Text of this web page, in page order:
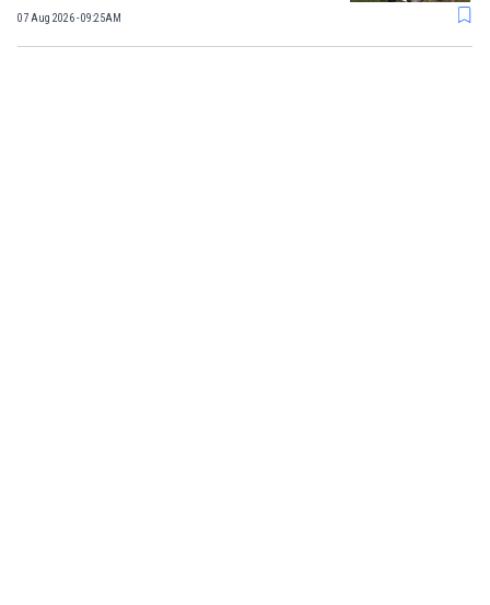
07 Aug 2026 - 09:25AM